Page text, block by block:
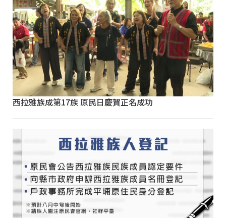
西拉雅族成第17族 原民日慶賀正名成功